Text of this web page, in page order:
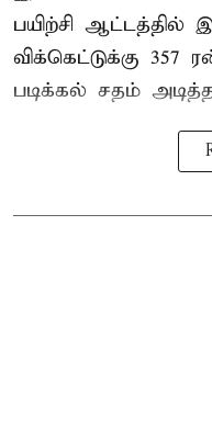
பயிற்சி ஆட்டத்தில்
விக்கெட்டுக்கு 357
படிக்கல் சதம்